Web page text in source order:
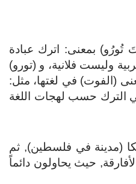
تُورُو) بمعنى: اترك عبادة
وليست فلانية، و (تورو)
(الفوت) في لغتها، مثل:
الترك حسب لهجات اللغة
(مدينة في فلسطين), ثم
حيث يحاولون دائماً